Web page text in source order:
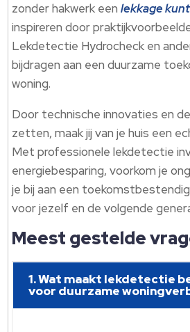
zonder hakwerk eenlekkage
inspireren door
Lekdetectie Hydrocheck en
bijdragen aan een duurzame
woning.
Door technische innovaties en
zetten, maak jij van je huis een
Met professionele lekdetectie
energiebesparing, voorkom je
je bij aan een
voor jezelf en de volgende
Meest gestelde
1. Wat maakt lekdetectie
voor duurzame